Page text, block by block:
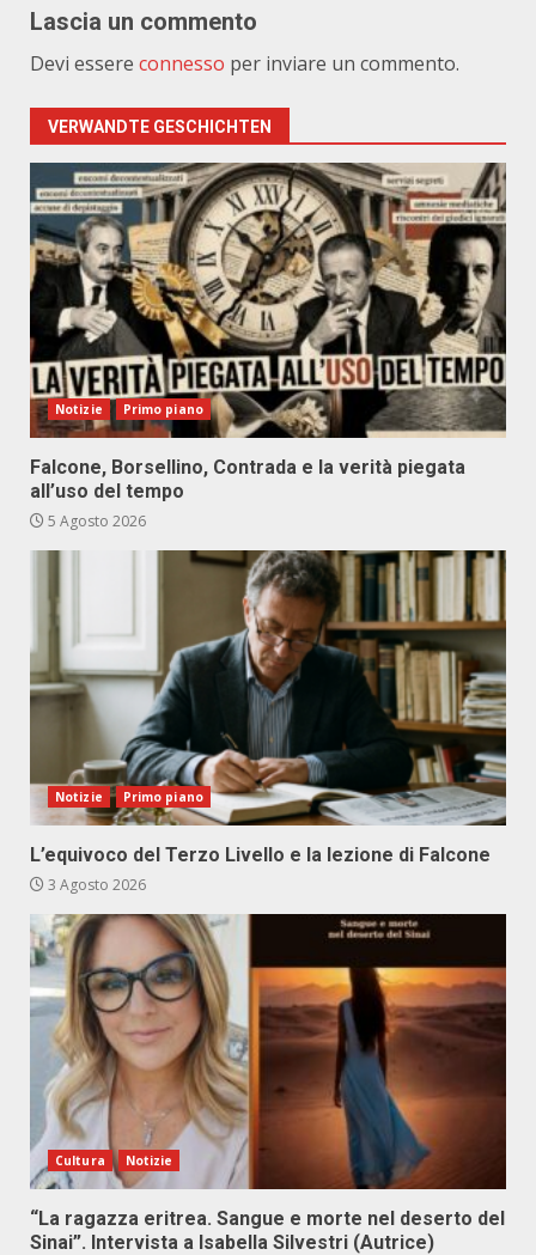
Lascia un commento
Devi essere connesso per inviare un commento.
VERWANDTE GESCHICHTEN
Notizie Primo piano
Falcone, Borsellino, Contrada e la verità piegata
all’uso del tempo
5 Agosto 2026
Notizie Primo piano
L’equivoco del Terzo Livello e la lezione di Falcone
3 Agosto 2026
Cultura Notizie
“La ragazza eritrea. Sangue e morte nel deserto del
Sinai”. Intervista a Isabella Silvestri (Autrice)